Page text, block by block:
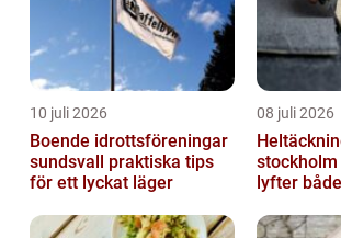
10 juli 2026
Boende idrottsföreningar
sundsvall praktiska tips
för ett lyckat läger
08 juli 2026
stockholm textilgolv som
lyfter